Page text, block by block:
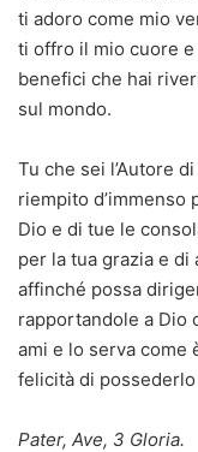
ti adoro come mio
ti offro il mio cuore
benefici che hai
sul mondo.
Tu che sei l’Autore
riempito d’immenso
Dio e di tue le
per la tua grazia e di
affinché possa
rapportandole a Dio
ami e lo serva come
felicità di possederlo
Pater, Ave, 3 Gloria.